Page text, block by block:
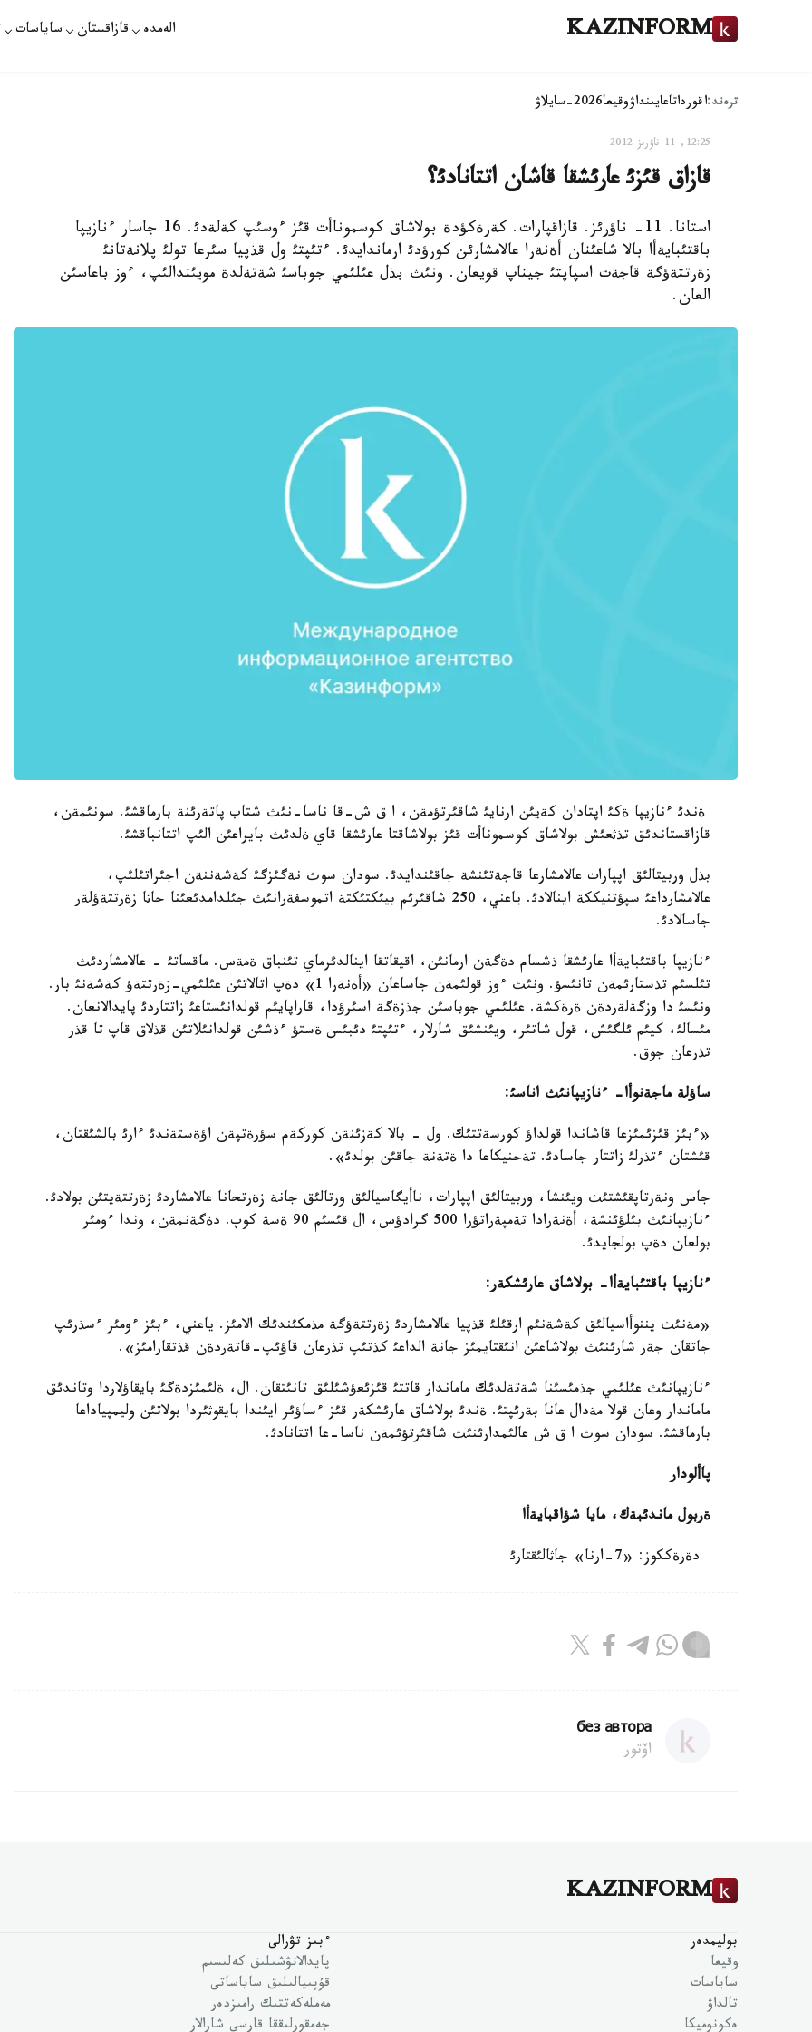
KAZINFORM الەمدە قازاقستان ساياسات
ترەند:اقورداتاعايىنداۋوقيعا2026-سايلاۋ
12:25, 11 ناۋرىز 2012
قازاق قئزئ عارئشقا قاشان اتتانادئ؟
استانا. 11- ناؤرئز. قازاقپارات. كةرةكؤدة بولاشاق كوسموناأت قئز ءوسئپ كةلةدئ. 16 جاسار ءنازيپا
باقتئبايةأا بالا شاعئنان أةنةرا عالامشارئن كورؤدئ ارماندايدئ. ءتئپتئ ول قذپيا سئرعا تولئ پلانةتانئ
زةرتتةؤگة قاجةت اسپاپتئ جيناپ قويعان. ونئث بذل عئلئمي جوباسئ شةتةلدة مويئندالئپ، ءوز باعاسئن
العان.
ةندئ ءنازيپا ةكئ اپتادان كةيئن ارنايئ شاقئرتؤمةن، ا ق ش-قا ناسا-نئث شتاب پاتةرئنة بارماقشئ. سونئمةن،
قازاقستاندئق تذثعئش بولاشاق كوسموناأت قئز بولاشاقتا عارئشقا قاي ةلدئث بايراعئن الئپ اتتانباقشئ.
بذل وربيتالئق اپپارات عالامشارعا قاجةتئنشة جاقئندايدئ. سودان سوث نةگئزگئ كةشةننةن اجئراتئلئپ،
عالامشارداعئ سپؤتنيككة اينالادئ. ياعني، 250 شاقئرئم بيئكتئكتة اتموسفةرانئث جئلدامدئعئنا جاثا زةرتتةؤلةر
جاسالادئ.
ءنازيپا باقتئبايةأا عارئشقا ذشسام دةگةن ارمانئن، اقيقاتقا اينالدئرماي تئنباق ةمةس. ماقساتئ - عالامشاردئث
تئلسئم تذستارئمةن تانئسؤ. ونئث ءوز قولئمةن جاساعان «أةنةرا 1» دةپ اتالاتئن عئلئمي-زةرتتةؤ كةشةنئ بار.
ونئسئ دا وزگةلةردةن ةرةكشة. عئلئمي جوباسئن جذزةگة اسئرؤدا، قاراپايئم قولدانئستاعئ زاتتاردئ پايدالانعان.
مئسالئ، كيئم ئلگئش، قول شاتئر، ويئنشئق شارلار، ءتئپتئ دئبئس ةستؤ ءذشئن قولدانئلاتئن قذلاق قاپ تا قذر
تذرعان جوق.
ساؤلة ماجةنوأا- ءنازيپانئث اناسئ:
«ءبئز قئزئمئزعا قاشاندا قولداؤ كورسةتتئك. ول - بالا كةزئنةن كوركةم سؤرةتپةن اؤةستةندئ ءارئ بالشئقتان،
قئشتان ءتذرلئ زاتتار جاسادئ. تةحنيكاعا دا ةتةنة جاقئن بولدئ».
جاس ونةرتاپقئشتئث ويئنشا، وربيتالئق اپپارات، ناأيگاسيالئق ورتالئق جانة زةرتحانا عالامشاردئ زةرتتةيتئن بولادئ.
ءنازيپانئث بئلؤئنشة، أةنةرادا تةمپةراتؤرا 500 گرادؤس، ال قئسئم 90 ةسة كوپ. دةگةنمةن، وندا ءومئر
بولعان دةپ بولجايدئ.
ءنازيپا باقتئبايةأا- بولاشاق عارئشكةر:
«مةنئث يننوأاسيالئق كةشةنئم ارقئلئ قذپيا عالامشاردئ زةرتتةؤگة مذمكئندئك الامئز. ياعني، ءبئز ءومئر ءسذرئپ
جاتقان جةر شارئنئث بولاشاعئن انئقتايمئز جانة الداعئ كذتئپ تذرعان قاؤئپ-قاتةردةن قذتقارامئز».
ءنازيپانئث عئلئمي جذمئسئنا شةتةلدئك ماماندار قاتتئ قئزئعؤشئلئق تانئتقان. ال، ةلئمئزدةگئ بايقاؤلاردا وتاندئق
ماماندار وعان قولا مةدال عانا بةرئپتئ. ةندئ بولاشاق عارئشكةر قئز ءساؤئر ايئندا بايقوثئردا بولاتئن وليمپياداعا
بارماقشئ. سودان سوث ا ق ش عالئمدارئنئث شاقئرتؤئمةن ناسا-عا اتتانادئ.
پاألودار
ةربول ماندئبةك، مايا شؤاقبايةأا
دةرةككوز: «7-ارنا» جاثالئقتارئ
без автора
اۆتور
KAZINFORM
بوليمدەر
وقيعا
ساياسات
تالداۋ
ەكونوميكا
ءبىز تۋرالى
پايدالانۋشىلىق كەلىسىم
قۇپىيالىلىق ساياساتى
مەملەكەتتىك رامىزدەر
جەمقورلىققا قارسى شارالار